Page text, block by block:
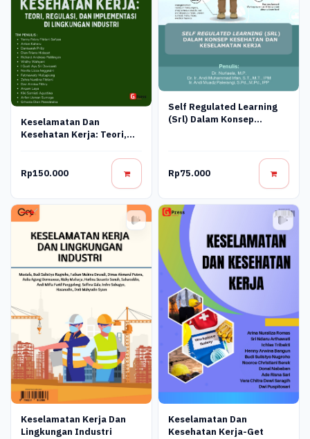
Keselamatan Dan
Kesehatan Kerja: Teori,
Lingkungan Industri
Rp150.000
Self Regulated Learning
(Srl) Dalam Konsep
Rp75.000
Keselamatan Kerja Dan
Lingkungan Industri
Keselamatan Dan
Kesehatan Kerja-Get